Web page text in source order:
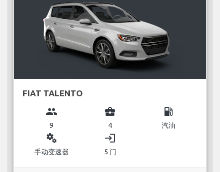
FIAT TALENTO
group
9
business_center
4
local_gas_station
汽油
miscellaneous_services
手动变速器
login
5 门